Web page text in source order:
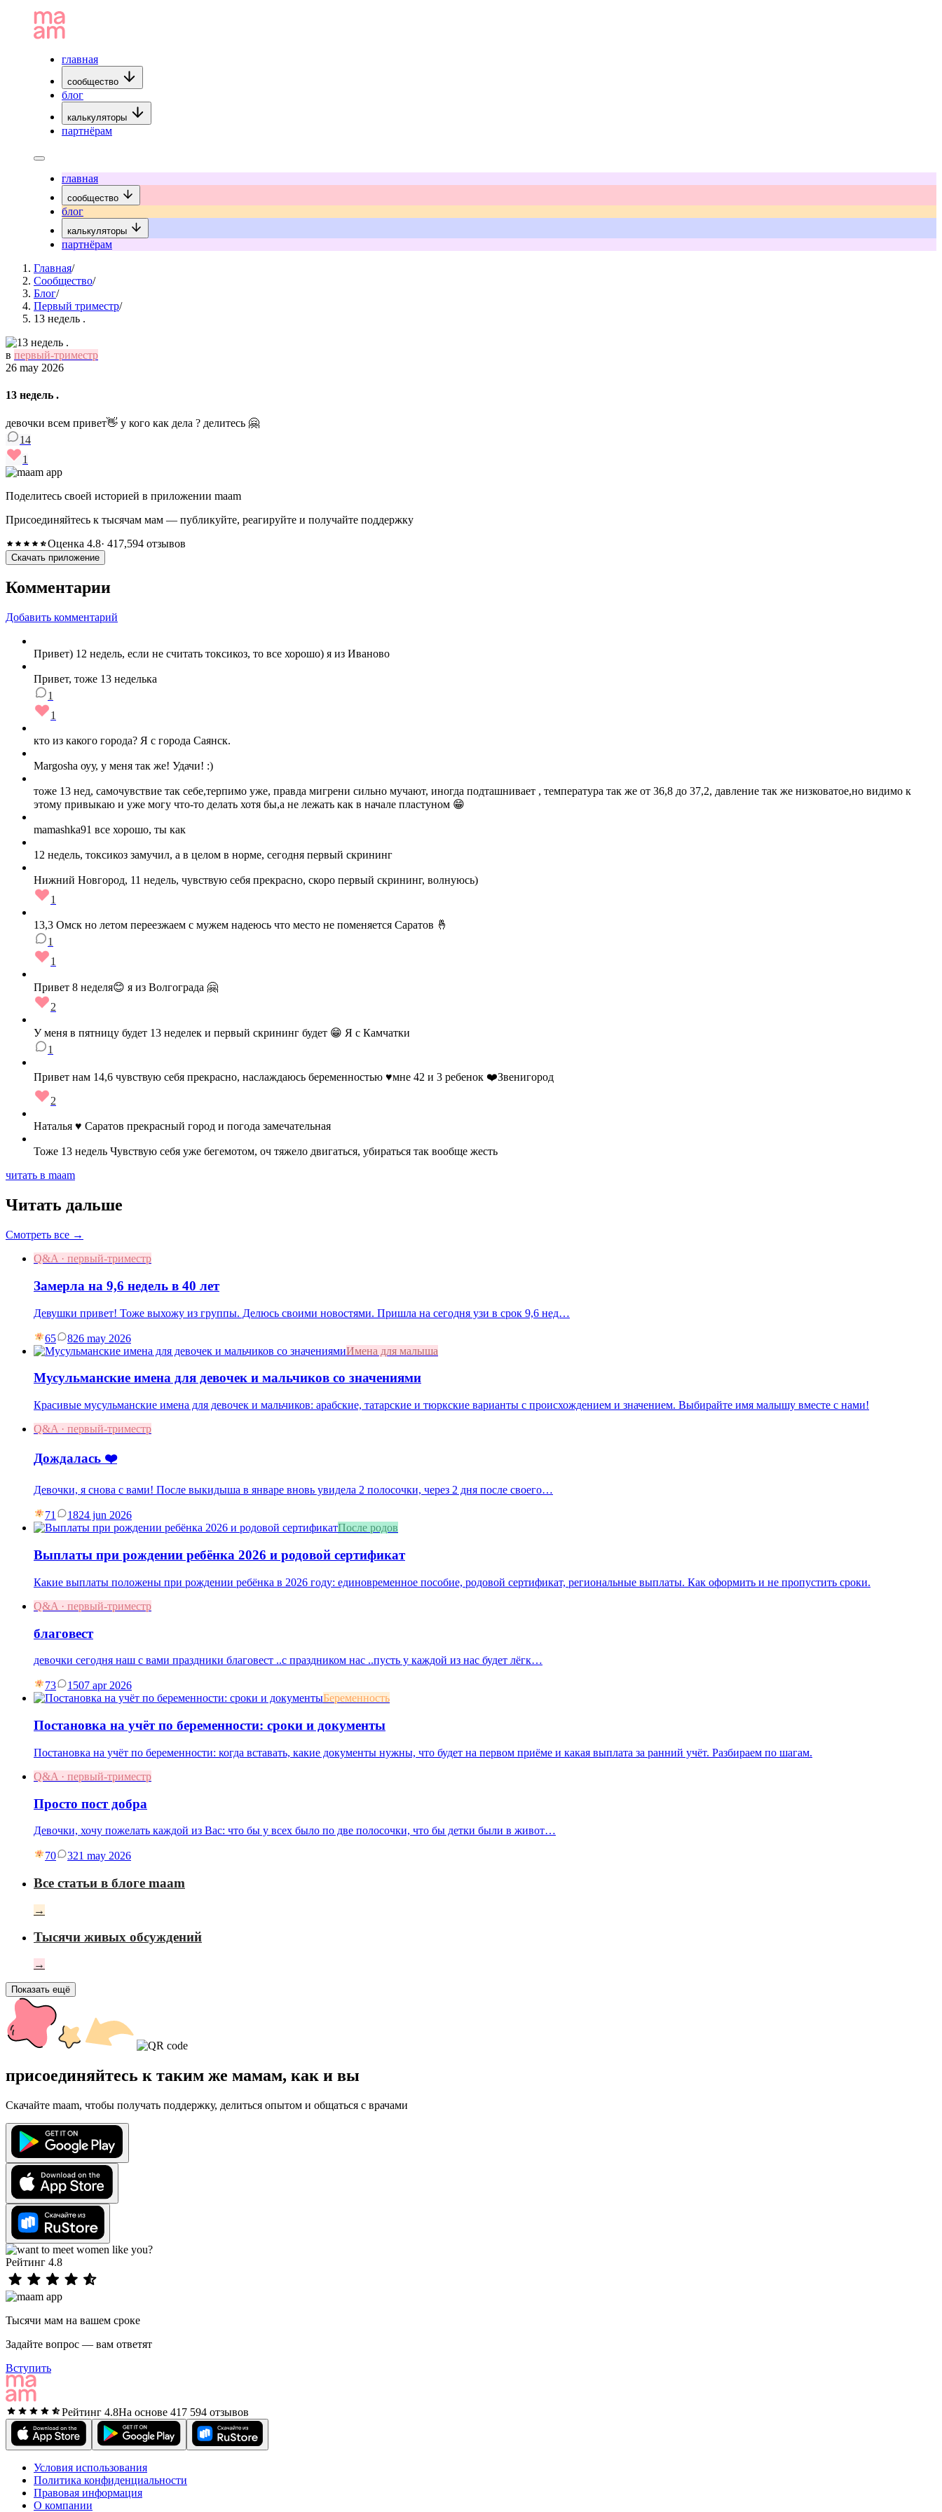
главная
сообщество
блог
калькуляторы
партнёрам
главная
сообщество
блог
калькуляторы
партнёрам
Главная/
Сообщество/
Блог/
Первый триместр/
13 недель .
в первый-триместр
26 may 2026
13 недель .
девочки всем привет👋 у кого как дела ? делитесь 🤗
14
1
Поделитесь своей историей в приложении maam
Присоединяйтесь к тысячам мам — публикуйте, реагируйте и получайте поддержку
Оценка 4.8· 417,594 отзывов
Скачать приложение
Комментарии
Добавить комментарий
Привет) 12 недель, если не считать токсикоз, то все хорошо) я из Иваново
Привет, тоже 13 неделька
1
1
кто из какого города? Я с города Саянск.
Margosha оуу, у меня так же! Удачи! :)
тоже 13 нед, самочувствие так себе,терпимо уже, правда мигрени сильно мучают, иногда подташнивает , температура так же от 36,8 до 37,2, давление так же низковатое,но видимо к
этому привыкаю и уже могу что-то делать хотя бы,а не лежать как в начале пластуном 😁
mamashka91 все хорошо, ты как
12 недель, токсикоз замучил, а в целом в норме, сегодня первый скрининг
Нижний Новгород, 11 недель, чувствую себя прекрасно, скоро первый скрининг, волнуюсь)
1
13,3 Омск но летом переезжаем с мужем надеюсь что место не поменяется Саратов 🤞
1
1
Привет 8 неделя😊 я из Волгограда 🤗
2
У меня в пятницу будет 13 неделек и первый скрининг будет 😁 Я с Камчатки
1
Привет нам 14,6 чувствую себя прекрасно, наслаждаюсь беременностью ♥️мне 42 и 3 ребенок ❤️Звенигород
2
Наталья ♥️ Саратов прекрасный город и погода замечательная
Тоже 13 недель Чувствую себя уже бегемотом, оч тяжело двигаться, убираться так вообще жесть
читать в maam
Читать дальше
Смотреть все →
Q&A · первый-триместр
Замерла на 9,6 недель в 40 лет
Девушки привет! Тоже выхожу из группы. Делюсь своими новостями. Пришла на сегодня узи в срок 9,6 нед…
65 826 may 2026
Имена для малыша
Мусульманские имена для девочек и мальчиков со значениями
Красивые мусульманские имена для девочек и мальчиков: арабские, татарские и тюркские варианты с происхождением и значением. Выбирайте имя малышу вместе с нами!
Q&A · первый-триместр
Дождалась ❤️
Девочки, я снова с вами! После выкидыша в январе вновь увидела 2 полосочки, через 2 дня после своего…
71 1824 jun 2026
После родов
Выплаты при рождении ребёнка 2026 и родовой сертификат
Какие выплаты положены при рождении ребёнка в 2026 году: единовременное пособие, родовой сертификат, региональные выплаты. Как оформить и не пропустить сроки.
Q&A · первый-триместр
благовест
девочки сегодня наш с вами праздники благовест ..с праздником нас ..пусть у каждой из нас будет лёгк…
73 1507 apr 2026
Беременность
Постановка на учёт по беременности: сроки и документы
Постановка на учёт по беременности: когда вставать, какие документы нужны, что будет на первом приёме и какая выплата за ранний учёт. Разбираем по шагам.
Q&A · первый-триместр
Просто пост добра
Девочки, хочу пожелать каждой из Вас: что бы у всех было по две полосочки, что бы детки были в живот…
70 321 may 2026
Все статьи в блоге maam
→
Тысячи живых обсуждений
→
Показать ещё
присоединяйтесь к таким же мамам, как и вы
Скачайте maam, чтобы получать поддержку, делиться опытом и общаться с врачами
Рейтинг 4.8
Тысячи мам на вашем сроке
Задайте вопрос — вам ответят
Вступить
Рейтинг 4.8На основе 417 594 отзывов
Условия использования
Политика конфиденциальности
Правовая информация
О компании